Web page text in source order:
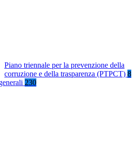
Piano triennale per la prevenzione della
corruzione e della trasparenza (PTPCT) 8
230